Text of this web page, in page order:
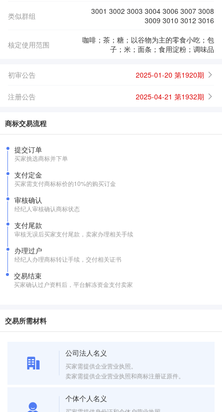
类似群组
3001 3002 3003 3004 3006 3007 3008
3009 3010 3012 3016
核定使用范围
咖啡；茶；糖；以谷物为主的零食小吃；包
子；米；面条；食用淀粉；调味品
初审公告 2025-01-20 第1920期
注册公告 2025-04-21 第1932期
商标交易流程
提交订单
买家挑选商标并下单
支付定金
买家需支付商标标价的10%的购买订金
审核确认
经纪人审核确认商标状态
支付尾款
审核无误后买家支付尾款，卖家办理相关手续
办理过户
经纪人办理商标转让手续，交付相关证书
交易结束
买家确认过户资料后，平台解冻资金支付卖家
交易所需材料
公司法人名义
买家需提供企业营业执照。
卖家需提供企业营业执照和商标注册证原件。
个体个人名义